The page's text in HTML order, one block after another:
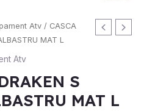
Atv / CASCA
MAT L
Atv
S
MAT L